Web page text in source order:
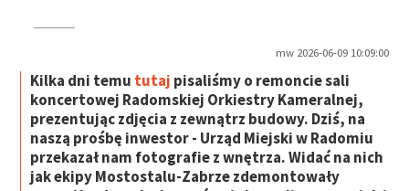
mw 2026-06-09 10:09:00
Kilka dni temu tutaj pisaliśmy o remoncie sali
koncertowej Radomskiej Orkiestry Kameralnej,
prezentując zdjęcia z zewnątrz budowy. Dziś, na
naszą prośbę inwestor - Urząd Miejski w Radomiu
przekazał nam fotografie z wnętrza. Widać na nich
jak ekipy Mostostalu-Zabrze zdemontowały